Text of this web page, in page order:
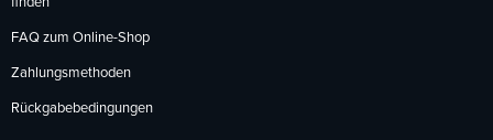
FAQ zum Online-Shop
Zahlungsmethoden
Rückgabebedingungen